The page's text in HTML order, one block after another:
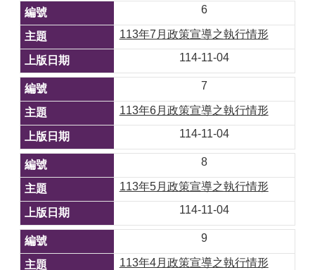
6
113年7月政策宣導之執行情形
114-11-04
7
113年6月政策宣導之執行情形
114-11-04
8
113年5月政策宣導之執行情形
114-11-04
9
113年4月政策宣導之執行情形